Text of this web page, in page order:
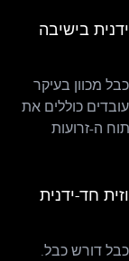
בישיבה
מכוון בעיקר
כוללים את
ה-זרועות
חד-ידנית
דורש כבל.